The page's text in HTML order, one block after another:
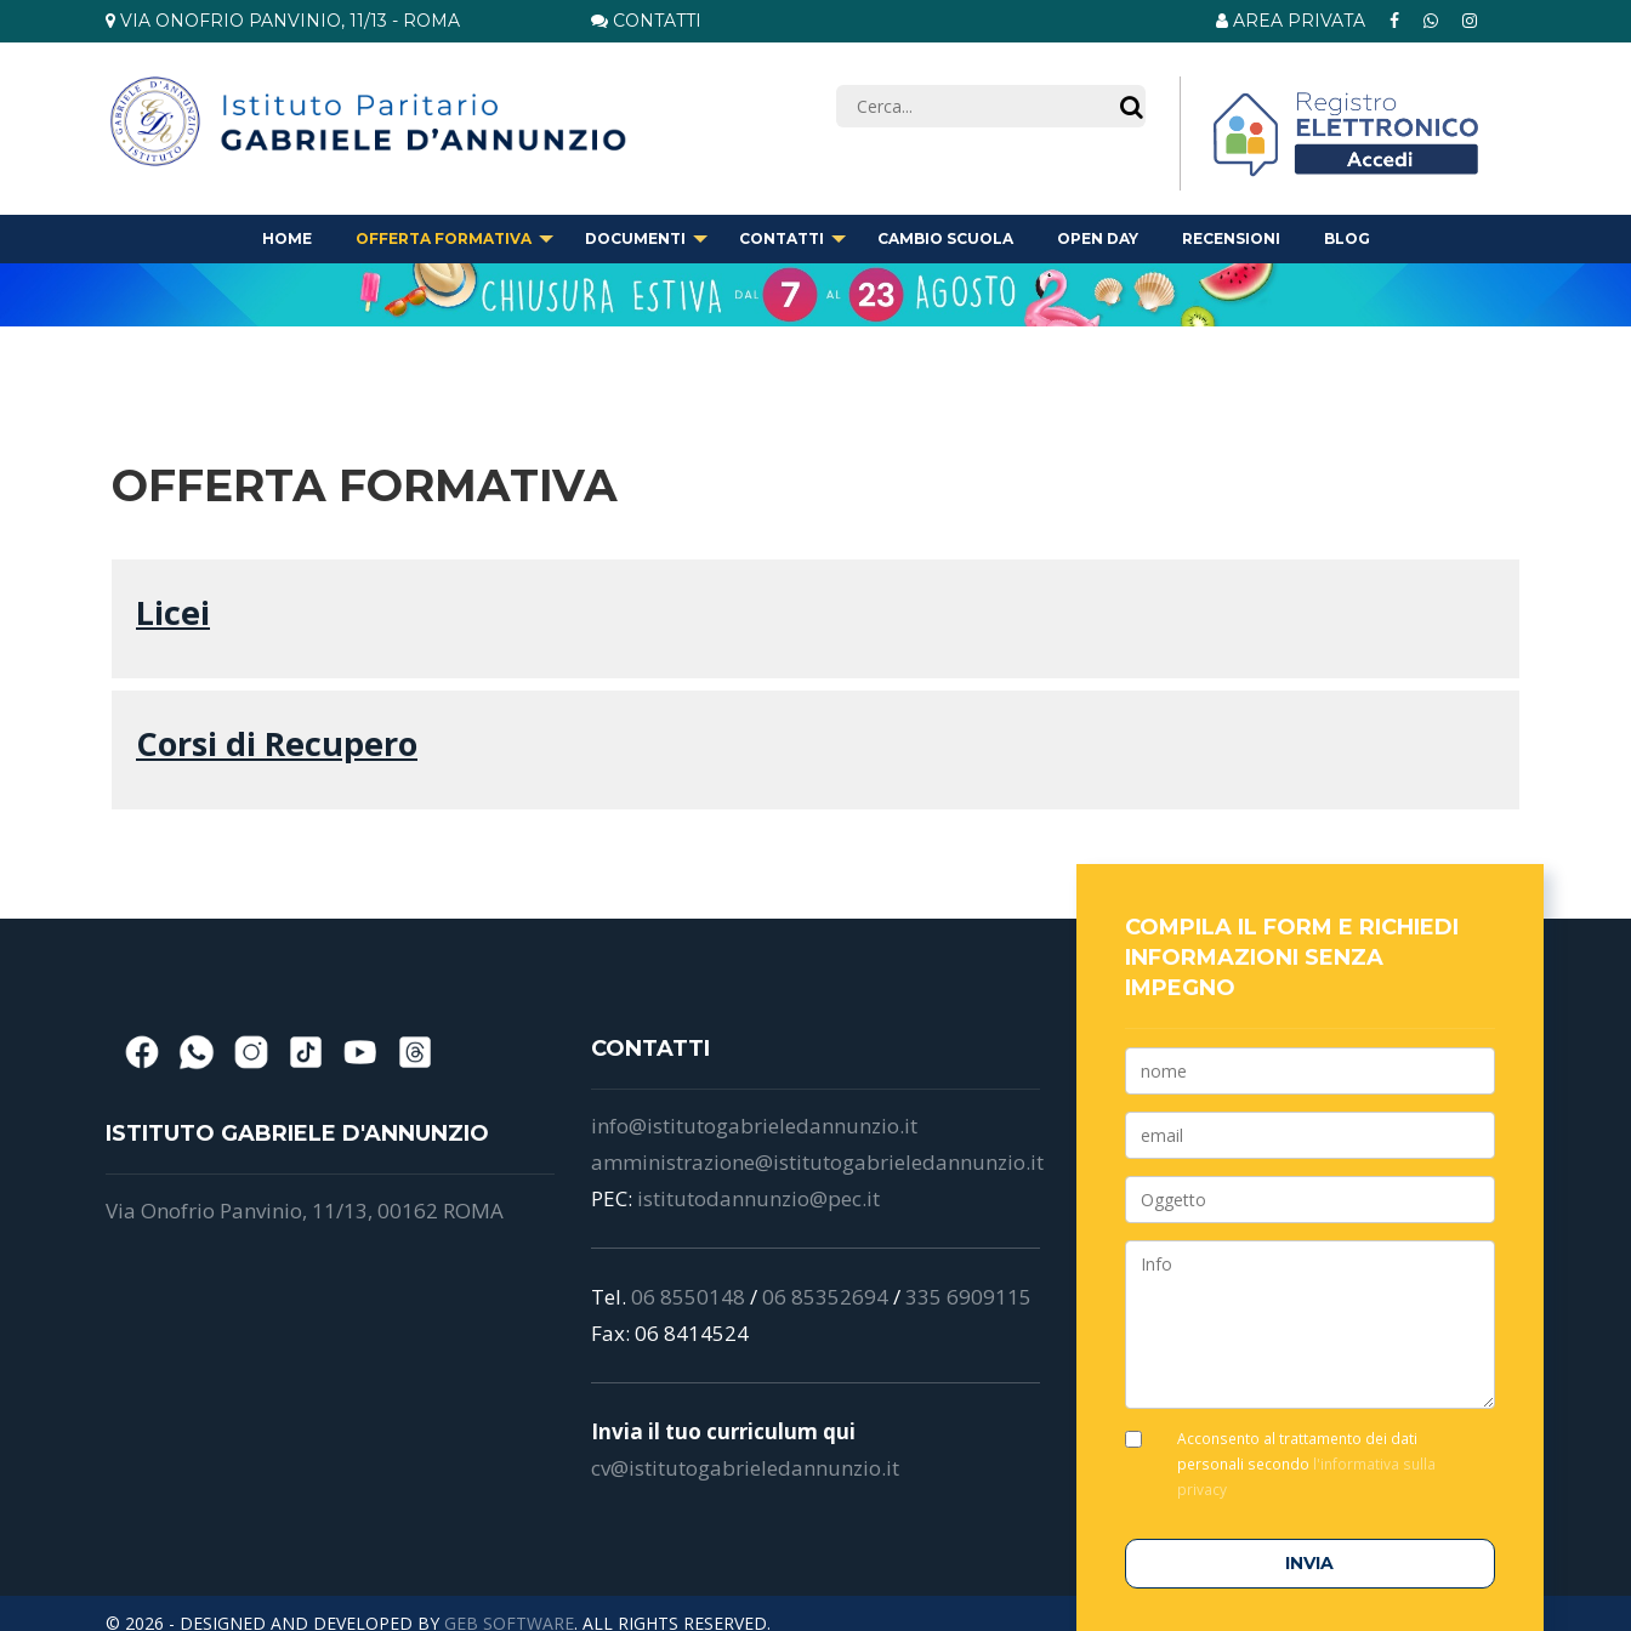
VIA ONOFRIO PANVINIO, 11/13 - ROMA CONTATTI AREA PRIVATA
Search
HOME OFFERTA FORMATIVA DOCUMENTI CONTATTI CAMBIO SCUOLA OPEN DAY RECENSIONI BLOG
OFFERTA FORMATIVA
Licei
Corsi di Recupero
ISTITUTO GABRIELE D'ANNUNZIO
Via Onofrio Panvinio, 11/13, 00162 ROMA
CONTATTI
info@istitutogabrieledannunzio.it
amministrazione@istitutogabrieledannunzio.it
PEC: istitutodannunzio@pec.it
Tel. 06 8550148 /06 85352694/335 6909115
Fax: 06 8414524
Invia il tuo curriculum qui
cv@istitutogabrieledannunzio.it
COMPILA IL FORM E RICHIEDI
INFORMAZIONI SENZA
IMPEGNO
Acconsento al trattamento dei dati
personali secondo l'informativa sulla
privacy
© 2026 - DESIGNED AND DEVELOPED BY GEB SOFTWARE. ALL RIGHTS RESERVED.